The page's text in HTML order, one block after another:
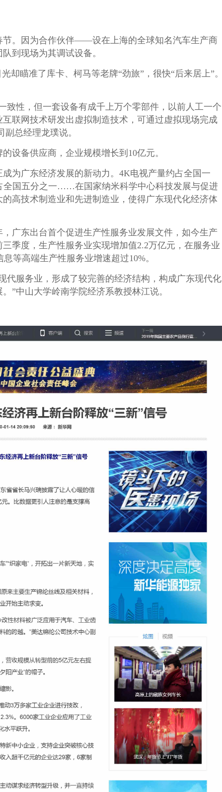
。因为合作伙伴——设在上海的全球知名汽车生产商
到现场为其调试设备。
瞄准了库卡、柯马等老牌“劲旅”，很快“后来居上”。
性，但一套设备有成千上万个零部件，以前人工一个
联网技术研发出虚拟制造技术，可通过虚拟现场完成
总经理龙璞说。
备供应商，企业规模增长到10亿元。
广东经济发展的新动力。4K电视产量约占全国一
全国五分之一……在国家纳米科学中心科技发展与促进
高技术制造业和先进制造业，使得广东现代化经济体
东出台首个促进生产性服务业发展文件，如今生产
季度，生产性服务业实现增加值2.2万亿元，在服务业
等高端生产性服务业增速超过10%。
服务业，形成了较完善的经济结构，构成广东现代化
”中山大学岭南学院经济系教授林江说。